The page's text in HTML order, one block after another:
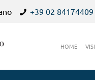
+39 02 84174409
HOME